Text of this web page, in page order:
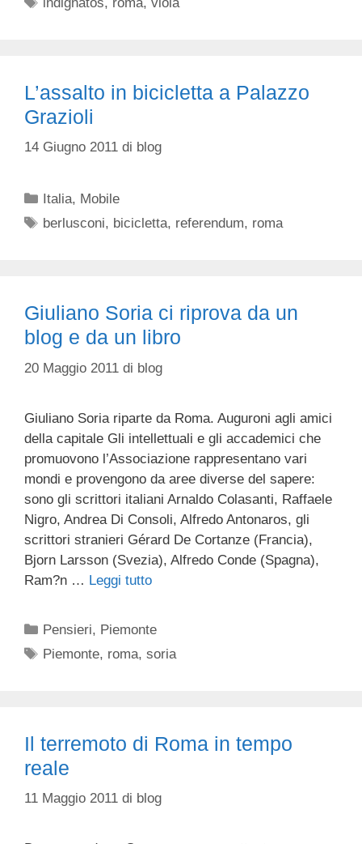
L’assalto in bicicletta a Palazzo
Grazioli
14 Giugno 2011 di blog
Categorie
Italia, Mobile
Tag
berlusconi, bicicletta, referendum, roma
Giuliano Soria ci riprova da un
blog e da un libro
20 Maggio 2011 di blog
Giuliano Soria riparte da Roma. Auguroni agli amici
della capitale Gli intellettuali e gli accademici che
promuovono l’Associazione rappresentano vari
mondi e provengono da aree diverse del sapere:
sono gli scrittori italiani Arnaldo Colasanti, Raffaele
Nigro, Andrea Di Consoli, Alfredo Antonaros, gli
scrittori stranieri Gérard De Cortanze (Francia),
Bjorn Larsson (Svezia), Alfredo Conde (Spagna),
Ram?n … Leggi tutto
Categorie
Pensieri, Piemonte
Tag
Piemonte, roma,soria
Il terremoto di Roma in tempo
reale
11 Maggio 2011 di blog